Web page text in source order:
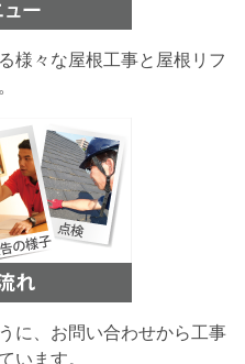
様々な屋根工事と屋根リフ
に、お問い合わせから工事
います。